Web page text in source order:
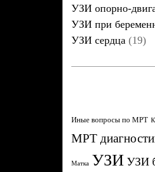
УЗИ опорно-
УЗИ при
УЗИ сердца (19)
Иные вопросы по МРТ
МРТ
Матка УЗИ УЗИ